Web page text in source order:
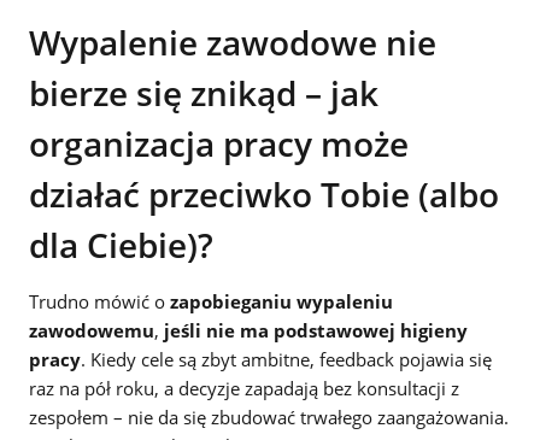
Wypalenie zawodowe nie
bierze się znikąd – jak
organizacja pracy może
działać przeciwko Tobie (albo
dla Ciebie)?
Trudno mówić o zapobieganiu wypaleniu
zawodowemu, jeśli nie ma podstawowej higieny
pracy. Kiedy cele są zbyt ambitne, feedback pojawia się
raz na pół roku, a decyzje zapadają bez konsultacji z
zespołem – nie da się zbudować trwałego zaangażowania.